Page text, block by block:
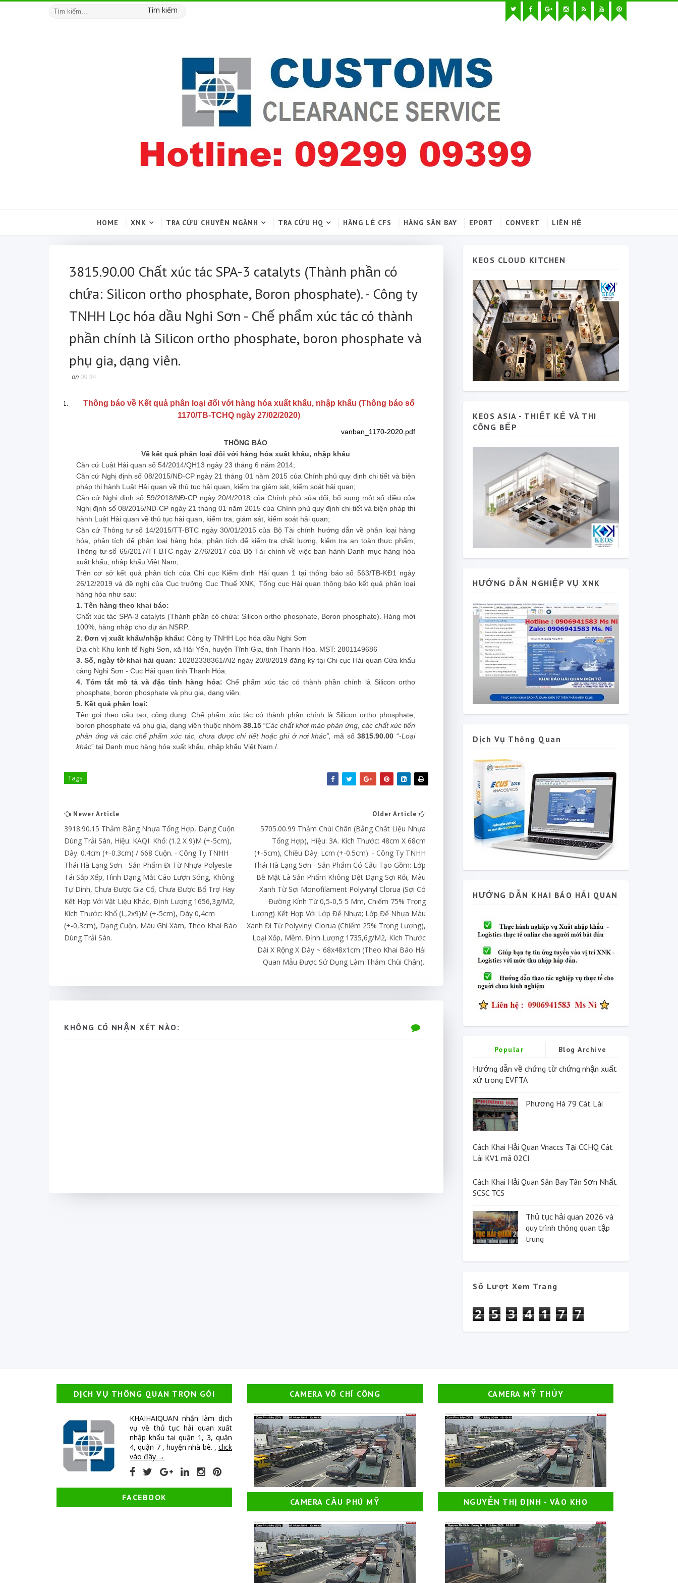
Tìm kiếm
HOME XNK TRA CỨU CHUYÊN NGÀNH TRA CỨU HQ HÀNG LẺ CFS HÀNG SÂN BAY EPORT CONVERT LIÊN HỆ
3815.90.00 Chất xúc tác SPA-3 catalyts (Thành phần có
chứa: Silicon ortho phosphate, Boron phosphate). - Công ty
TNHH Lọc hóa dầu Nghi Sơn - Chế phẩm xúc tác có thành
phần chính là Silicon ortho phosphate, boron phosphate và
phụ gia, dạng viên.
on 09:34
Thông báo về Kết quả phân loại đối với hàng hóa xuất khẩu, nhập khẩu (Thông báo số
1170/TB-TCHQ ngày 27/02/2020)
vanban_1170-2020.pdf
THÔNG BÁO
Về kết quả phân loại đối với hàng hóa xuất khẩu, nhập khẩu
Căn cứ Luật Hải quan số 54/2014/QH13 ngày 23 tháng 6 năm 2014;
Căn cứ Nghị định số 08/2015/NĐ-CP ngày 21 tháng 01 năm 2015 của Chính phủ quy định chi tiết và biện
pháp thi hành Luật Hải quan về thủ tục hải quan, kiểm tra giám sát, kiểm soát hải quan;
Căn cứ Nghị định số 59/2018/NĐ-CP ngày 20/4/2018 của Chính phủ sửa đổi, bổ sung một số điều của
Nghị định số 08/2015/NĐ-CP ngày 21 tháng 01 năm 2015 của Chính phủ quy định chi tiết và biện pháp thi
hành Luật Hải quan về thủ tục hải quan, kiểm tra, giám sát, kiểm soát hải quan;
Căn cứ Thông tư số 14/2015/TT-BTC ngày 30/01/2015 của Bộ Tài chính hướng dẫn về phân loại hàng
hóa, phân tích để phân loại hàng hóa, phân tích để kiểm tra chất lượng, kiểm tra an toàn thực phẩm;
Thông tư số 65/2017/TT-BTC ngày 27/6/2017 của Bộ Tài chính về việc ban hành Danh mục hàng hóa
xuất khẩu, nhập khẩu Việt Nam;
Trên cơ sở kết quả phân tích của Chi cục Kiểm định Hải quan 1 tại thông báo số 563/TB-KĐ1 ngày
26/12/2019 và đề nghị của Cục trưởng Cục Thuế XNK, Tổng cục Hải quan thông báo kết quả phân loại
hàng hóa như sau:
1. Tên hàng theo khai báo:
Chất xúc tác SPA-3 catalyts (Thành phần có chứa: Silicon ortho phosphate, Boron phosphate). Hàng mới
100%, hàng nhập cho dự án NSRP.
2. Đơn vị xuất khẩu/nhập khẩu: Công ty TNHH Lọc hóa dầu Nghi Sơn
Địa chỉ: Khu kinh tế Nghi Sơn, xã Hải Yến, huyện Tĩnh Gia, tỉnh Thanh Hóa. MST: 2801149686
3.Số, ngày tờkhai hải quan: 10282338361/AI2 ngày 20/8/2019 đăng ký tại Chi cục Hải quan Cửa khẩu
cảng Nghi Sơn - Cục Hải quan tỉnh Thanh Hóa.
4. Tóm tắt mô tả và đặc tính hàng hóa:Chế phẩm xúc tác có thành phần chính là Silicon ortho
phosphate, boron phosphate và phụ gia, dạng viên.
5. Kết quả phân loại:
Tên gọi theo cấu tạo, công dụng: Chế phẩm xúc tác có thành phần chính là Silicon ortho phosphate,
boron phosphate và phụ gia, dạng viên thuộc nhóm 38.15 "Các chất khơi mào phản ứng, các chất xúc tiến
phản ứng và các chế phẩm xúc tác, chưa được chi tiết hoặc ghi ở nơi khác”,
mã số3815.90.00“-Loại
khác” tại Danh mục hàng hóa xuất khẩu, nhập khẩu Việt Nam./.
Tags
Newer Article
3918.90.15 Thảm Bằng Nhựa Tổng Hợp, Dạng Cuộn
Dùng Trải Sàn, Hiệu: KAQI. Khổ: (1.2 X 9)m (+-5cm),
Dày: 0.4cm (+-0.3cm) / 668 Cuộn. - Công Ty TNHH
Thái Hà Lạng Sơn - Sản Phẩm Đi Từ Nhựa Polyeste
Tái Sắp Xếp, Hình Dạng Mắt Cáo Lượn Sóng, Không
Tự Dính, Chưa Được Gia Cố, Chưa Được Bổ Trợ Hay
Kết Hợp Với Vật Liệu Khác, Định Lượng 1656,3g/m2,
Kích Thước: Khổ (l,2x9)m (+-5cm), Dày 0,4cm
(+-0,3cm), Dạng Cuộn, Màu Ghi Xám, Theo Khai Báo
Dùng Trải Sàn.
Older Article
5705.00.99 Thảm Chùi Chân (bằng Chất Liệu Nhựa
Tổng Hợp), Hiệu: 3A. Kích Thước: 48cm X 68cm
(+-5cm), Chiều Dày: Lcm (+-0.5cm). - Công Ty TNHH
Thái Hà Lạng Sơn - Sản Phẩm Có Cấu Tạo Gồm: Lớp
Bề Mặt Là Sản Phẩm Không Dệt Dạng Sợi Rối, Màu
Xanh Từ Sợi Monofilament Polyvinyl Clorua (sợi Có
Đường Kính Từ 0,5-0,5 5 Mm, Chiếm 75% Trọng
Lượng) Kết Hợp Với Lớp Đế Nhựa; Lớp Đế Nhựa Màu
Xanh Đi Từ Polyvinyl Clorua (chiếm 25% Trọng Lượng),
Loại Xốp, Mềm. Định Lượng 1735,6g/m2, Kích Thước
Dài X Rộng X Dày ~ 68x48x1cm (theo Khai Báo Hải
Quan Mẫu Được Sử Dụng Làm Thảm Chùi Chân)..
KHÔNG CÓ NHẬN XÉT NÀO:
KEOS CLOUD KITCHEN
KEOS ASIA - THIẾT KẾ VÀ THI
CÔNG BẾP
HƯỚNG DẪN NGHIỆP VỤ XNK
Dịch Vụ Thông Quan
HƯỚNG DẪN KHAI BÁO HẢI QUAN
Popular Blog Archive
Hướng dẫn về chứng từ chứng nhận xuất
xứ trong EVFTA
Phương Hà 79 Cát Lái
Cách Khai Hải Quan Vnaccs Tại CCHQ Cát
Lái KV1 mã 02CI
Cách Khai Hải Quan Sân Bay Tân Sơn Nhất
SCSC TCS
Thủ tục hải quan 2026 và
quy trình thông quan tập
trung
Số Lượt Xem Trang
2 5 3 4 1 7 7
DỊCH VỤ THÔNG QUAN TRỌN GÓI
KHAIHAIQUAN nhận làm dịch
vụ về thủ tục hải quan xuất
nhập khẩu tại quận 1, 3, quận
4, quận 7 , huyện nhà bè. , click
vào đây →
FACEBOOK
CAMERA VÕ CHÍ CÔNG
CAMERA CẦU PHÚ MỸ
CAMERA MỸ THỦY
NGUYỄN THỊ ĐỊNH - VÀO KHO